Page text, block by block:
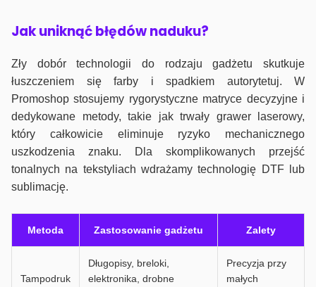
Jak uniknąć błędów naduku?
Zły dobór technologii do rodzaju gadżetu skutkuje
łuszczeniem się farby i spadkiem autorytetuj. W
Promoshop stosujemy rygorystyczne matryce decyzyjne i
dedykowane metody, takie jak trwały grawer laserowy,
który całkowicie eliminuje ryzyko mechanicznego
uszkodzenia znaku. Dla skomplikowanych przejść
tonalnych na tekstyliach wdrażamy technologię DTF lub
sublimację.
Metoda Zastosowanie gadżetu Zalety
Tampodruk
Długopisy, breloki,
elektronika, drobne
Precyzja przy
małych